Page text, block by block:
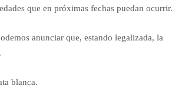
que en próximas fechas puedan ocurrir.
anunciar que, estando legalizada, la
blanca.